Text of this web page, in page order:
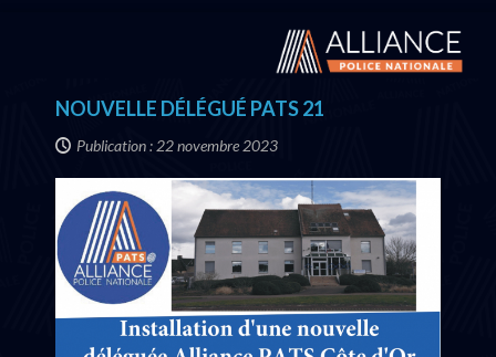
NOUVELLE DÉLÉGUÉ PATS 21
Publication : 22 novembre 2023